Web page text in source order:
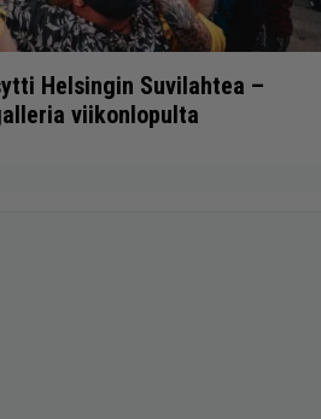
Helsingin Suvilahtea –
viikonlopulta